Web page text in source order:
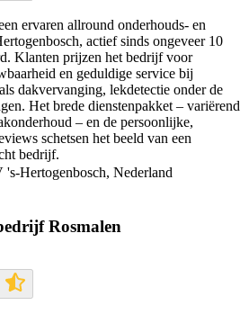
ervaren allround onderhouds- en
actief sinds ongeveer 10
Klanten prijzen het bedrijf voor
en geduldige service bij
dakvervanging, lekdetectie onder de
Het brede dienstenpakket – variërend
– en de persoonlijke,
schetsen het beeld van een
bedrijf.
Hertogenbosch, Nederland
Rosmalen